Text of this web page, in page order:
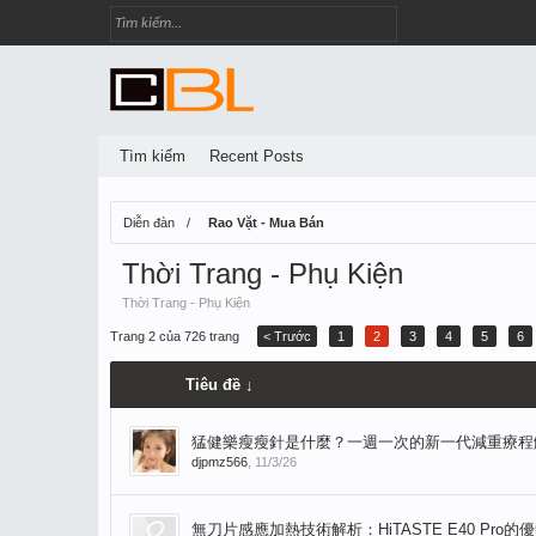
Diễn đàn Rao Vặt - Mua Bán
Thời Trang - Phụ Kiện
Thời Trang - Phụ Kiện
Trang 2 của 726 trang < Trước 1 2 3 4 5 6
Tiêu đề ↓
猛健樂瘦瘦針是什麼？一週一次的新一代減重療
djpmz566 11/3/26
無刀片感應加熱技術解析：HiTASTE E40 Pro的
Tìm kiếm Recent Posts